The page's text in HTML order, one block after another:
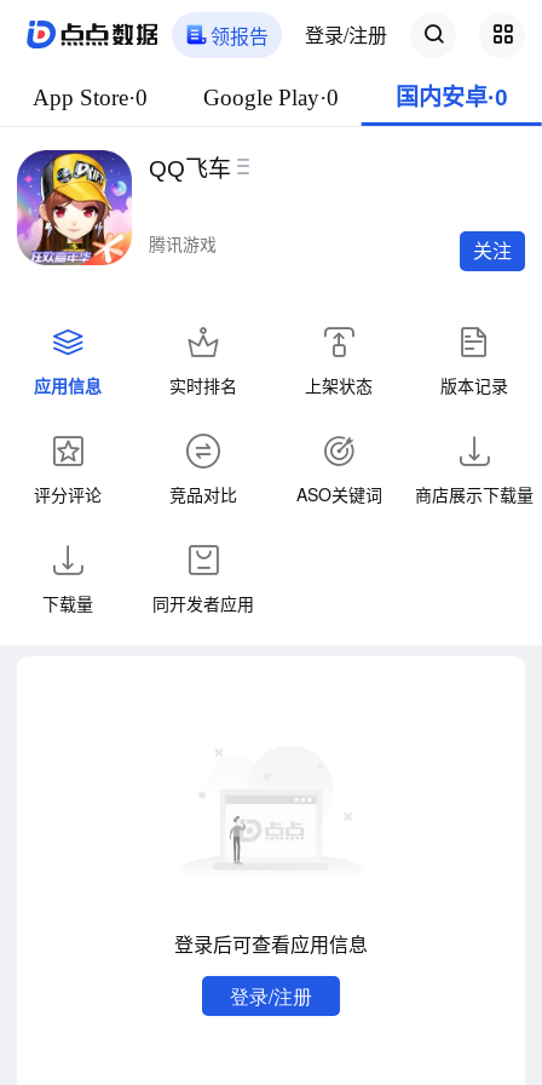
领报告 登录/注册
App Store·0 Google Play·0 国内安卓·0
QQ飞车
腾讯游戏 关注
应用信息 实时排名 上架状态 版本记录
评分评论 竞品对比 ASO关键词 商店展示下载量
下载量 同开发者应用
登录后可查看应用信息
登录/注册